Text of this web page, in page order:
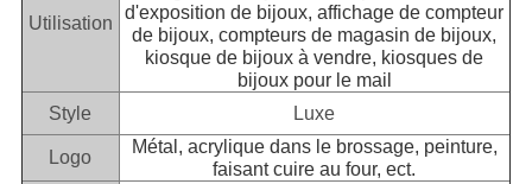
Utilisation
d'exposition de bijoux, affichage de compteur
de bijoux, compteurs de magasin de bijoux,
kiosque de bijoux à vendre, kiosques de
bijoux pour le mail
Style
Luxe
Logo
Métal, acrylique dans le brossage, peinture,
faisant cuire au four, ect.